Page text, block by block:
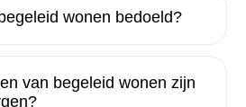
wonen bedoeld?
van begeleid wonen zijn